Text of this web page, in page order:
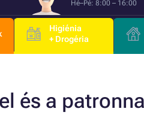
Hé–Pé: 8:00 – 16:00
Higiénia
+ Drogéria
és a